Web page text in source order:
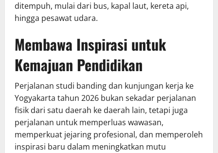
ditempuh, mulai dari bus, kapal laut, kereta api,
hingga pesawat udara.
Membawa Inspirasi untuk
Kemajuan Pendidikan
Perjalanan studi banding dan kunjungan kerja ke
Yogyakarta tahun 2026 bukan sekadar perjalanan
fisik dari satu daerah ke daerah lain, tetapi juga
perjalanan untuk memperluas wawasan,
memperkuat jejaring profesional, dan memperoleh
inspirasi baru dalam meningkatkan mutu